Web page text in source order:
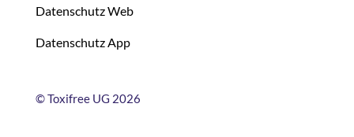
Datenschutz Web
Datenschutz App
©Toxifree UG 2026